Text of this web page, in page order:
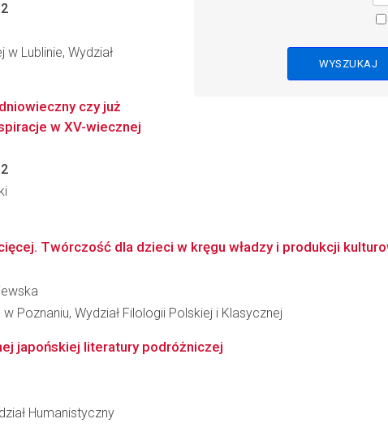
w Lublinie, Wydział
czy już
w XV-wiecznej
Twórczość dla dzieci w kręgu władzy i produkcji
Poznaniu, Wydział Filologii Polskiej i Klasycznej
japońskiej literatury podróżniczej
Humanistyczny